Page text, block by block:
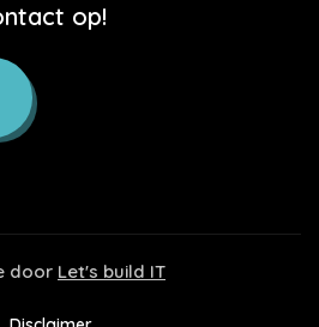
op!
door Let's build IT